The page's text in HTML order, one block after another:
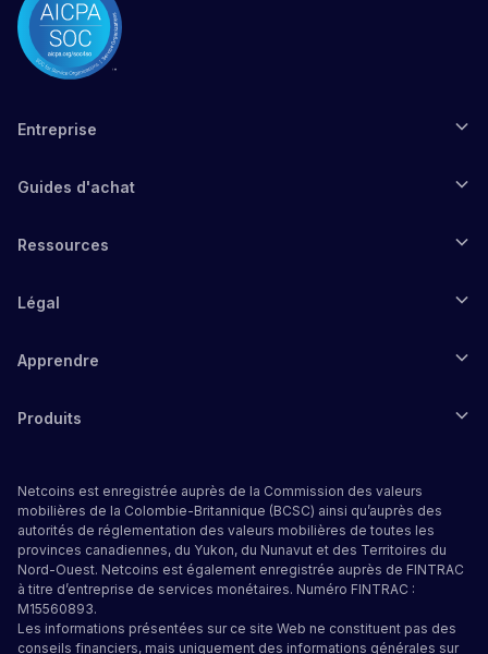
Entreprise
Guides d'achat
Ressources
Légal
Apprendre
Produits
Netcoins est enregistrée auprès de la Commission des valeurs
mobilières de la Colombie-Britannique (BCSC) ainsi qu’auprès des
autorités de réglementation des valeurs mobilières de toutes les
provinces canadiennes, du Yukon, du Nunavut et des Territoires du
Nord-Ouest. Netcoins est également enregistrée auprès de FINTRAC
à titre d’entreprise de services monétaires. Numéro FINTRAC :
M15560893.
Les informations présentées sur ce site Web ne constituent pas des
conseils financiers, mais uniquement des informations générales sur